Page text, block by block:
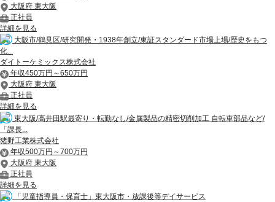
大阪府 東大阪
正社員
詳細を見る
大阪市/鶴見区/研究開発・1938年創立/東証スタンダード市場上場/歴史をもつ
化...
ダイトーケミックス株式会社
年収450万円～650万円
大阪府 東大阪
正社員
詳細を見る
東大阪/高井田駅最寄り・転勤なし/金属製品の精密切削加工 自転車部品など/
「課長...
猪野工業株式会社
年収500万円～700万円
大阪府 東大阪
正社員
詳細を見る
「児童指導員・保育士」東大阪市・放課後等デイサービス